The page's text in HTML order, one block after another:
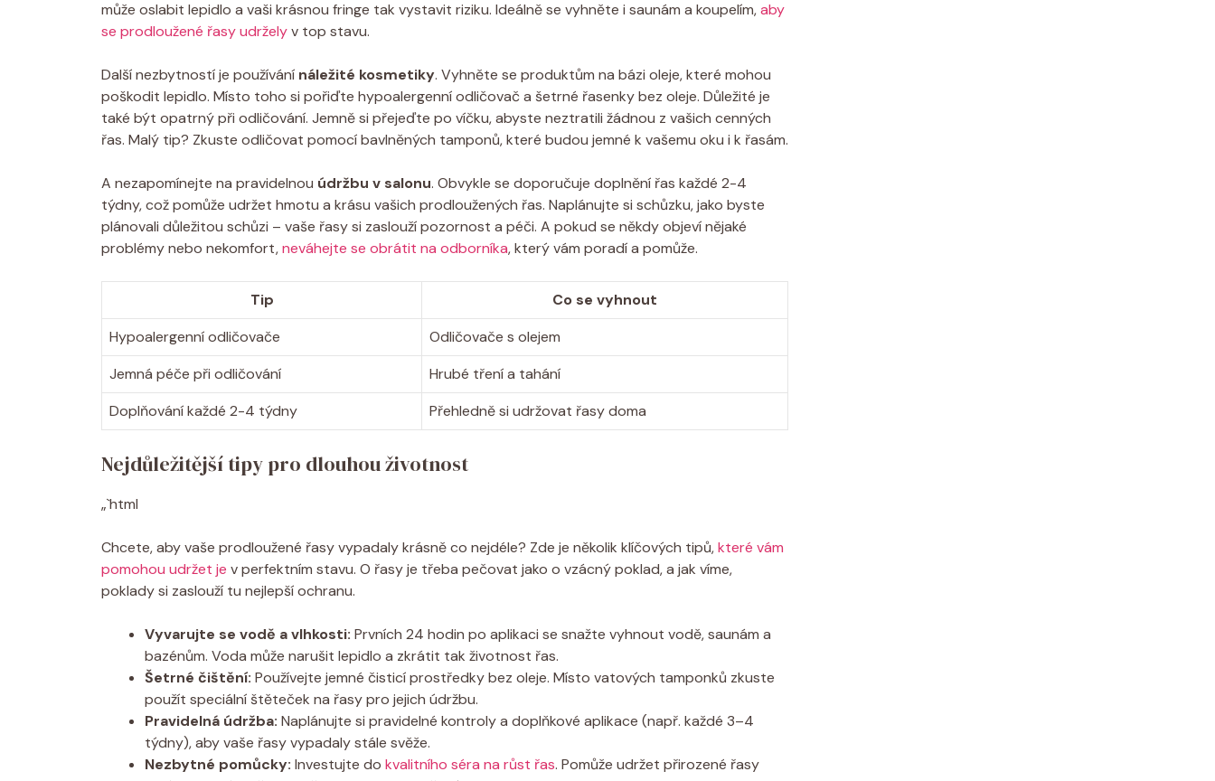
může oslabit lepidlo a vaši krásnou fringe tak vystavit riziku. Ideálně se vyhněte i saunám a koupelím,aby
se prodloužené řasy udrželyv top stavu.
Další nezbytností je používání náležité kosmetiky. Vyhněte se produktům na bázi oleje, které mohou
poškodit lepidlo. Místo toho si pořiďte hypoalergenní odličovač a šetrné řasenky bez oleje. Důležité je
také být opatrný při odličování. Jemně si přejeďte po víčku, abyste neztratili žádnou z vašich cenných
řas. Malý tip? Zkuste odličovat pomocí bavlněných tamponů, které budou jemné k vašemu oku i k řasám.
A nezapomínejte na pravidelnou údržbu v salonu. Obvykle se doporučuje doplnění řas každé 2-4
týdny, což pomůže udržet hmotu a krásu vašich prodloužených řas. Naplánujte si schůzku, jako byste
plánovali důležitou schůzi – vaše řasy si zaslouží pozornost a péči. A pokud se někdy objeví nějaké
problémy nebo nekomfort,neváhejte se obrátit na odborníka, který vám poradí a pomůže.
Tip
Co se vyhnout
Hypoalergenní odličovače
Odličovače s olejem
Jemná péče při odličování
Hrubé tření a tahání
Doplňování každé 2-4 týdny
Přehledně si udržovat řasy doma
Nejdůležitější tipy pro dlouhou životnost
„`html
Chcete, aby vaše prodloužené řasy vypadaly krásně co nejdéle? Zde je několik klíčových tipů,které vám
pomohou udržet je v perfektním stavu. O řasy je třeba pečovat jako o vzácný poklad, a jak víme,
poklady si zaslouží tu nejlepší ochranu.
Vyvarujte se vodě a vlhkosti: Prvních 24 hodin po aplikaci se snažte vyhnout vodě, saunám a
bazénům. Voda může narušit lepidlo a zkrátit tak životnost řas.
Šetrné čištění: Používejte jemné čisticí prostředky bez oleje. Místo vatových tamponků zkuste
použít speciální štěteček na řasy pro jejich údržbu.
Pravidelná údržba: Naplánujte si pravidelné kontroly a doplňkové aplikace (např. každé 3–4
týdny), aby vaše řasy vypadaly stále svěže.
Nezbytné pomůcky: Investujte do kvalitního séra na růst řas. Pomůže udržet přirozené řasy